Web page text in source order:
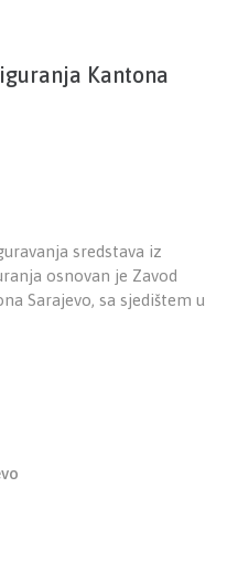
Kantona
sredstava iz
osnovan je Zavod
Sarajevo, sa sjedištem u